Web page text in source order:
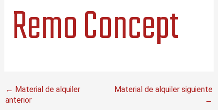
Remo Concept
← Material de alquiler
anterior
Material de alquiler siguiente
→